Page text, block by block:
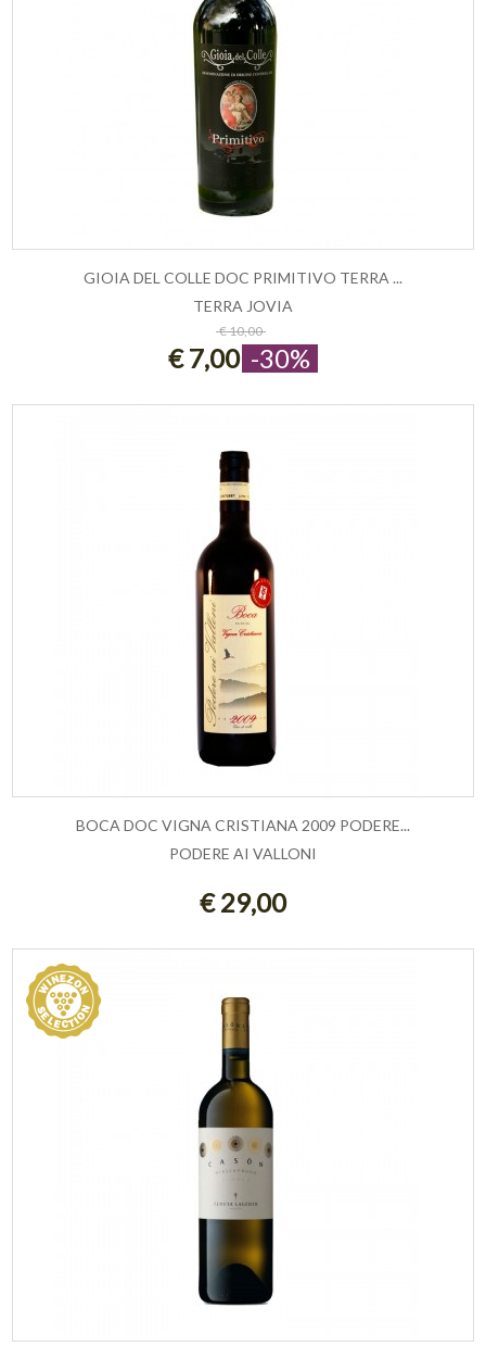
ESAURITO
GIOIA DEL COLLE DOC PRIMITIVO TERRA ...
TERRA JOVIA
€ 10,00
€ 7,00 -30%
ESAURITO
BOCA DOC VIGNA CRISTIANA 2009 PODERE...
PODERE AI VALLONI
€ 29,00